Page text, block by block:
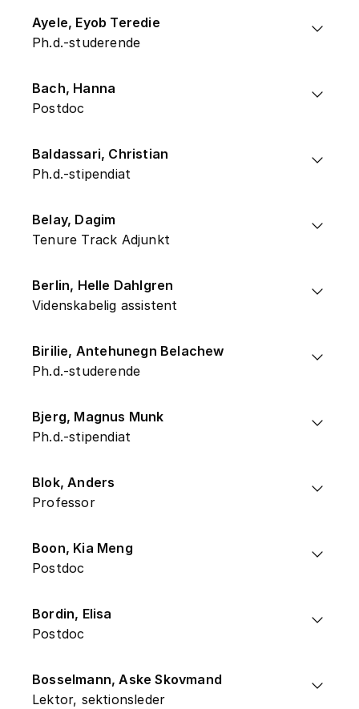
Ayele, Eyob Teredie
Ph.d.-studerende
Bach, Hanna
Postdoc
Baldassari, Christian
Ph.d.-stipendiat
Belay, Dagim
Tenure Track Adjunkt
Berlin, Helle Dahlgren
Videnskabelig assistent
Birilie, Antehunegn Belachew
Ph.d.-studerende
Bjerg, Magnus Munk
Ph.d.-stipendiat
Blok, Anders
Professor
Boon, Kia Meng
Postdoc
Bordin, Elisa
Postdoc
Bosselmann, Aske Skovmand
Lektor, sektionsleder